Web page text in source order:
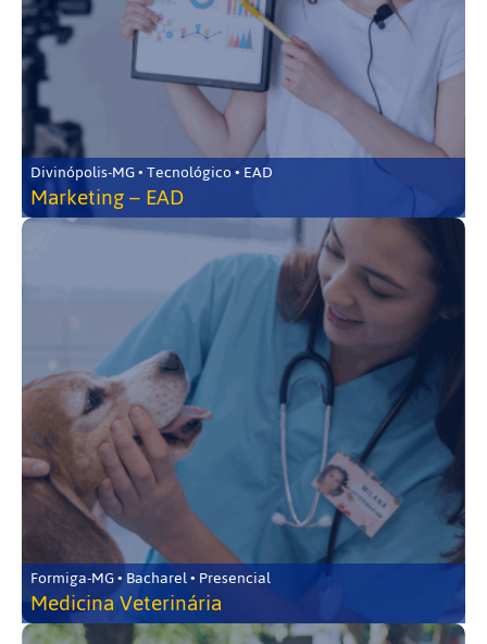
Divinópolis-MG • Tecnológico • EAD
Marketing – EAD
Formiga-MG • Bacharel • Presencial
Medicina Veterinária